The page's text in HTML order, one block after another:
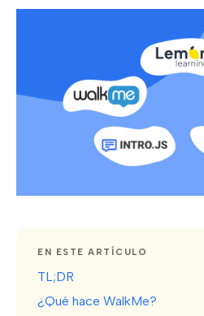
EN ESTE ARTÍCULO
TL;DR
¿Qué hace WalkMe?